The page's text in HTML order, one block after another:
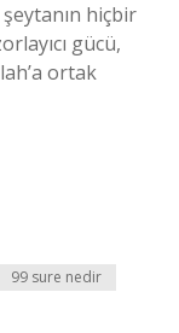
hiçbir
gücü,
ortak
99 sure nedir